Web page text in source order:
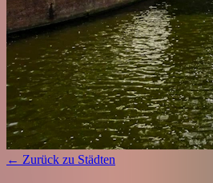
← Zurück zu Städten